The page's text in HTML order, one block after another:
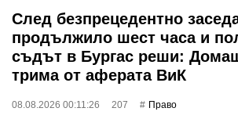
След безпрецедентно
продължило шест часа и
съдът в Бургас реши:
трима от аферата ВиК
08.08.2026 00:11:26 207 Право